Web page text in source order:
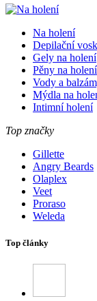
Na holení
Depilační
Gely na holení
Pěny na holení
Vody a
Mýdla na
Intimní holení
Top značky
Gillette
Angry Beards
Olaplex
Veet
Proraso
Weleda
Top články